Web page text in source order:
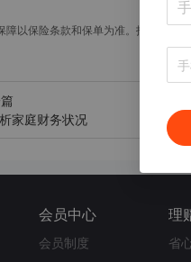
以保险条款和保单为准。投资有风
家庭财务状况
会员中心
会员制度
理
省